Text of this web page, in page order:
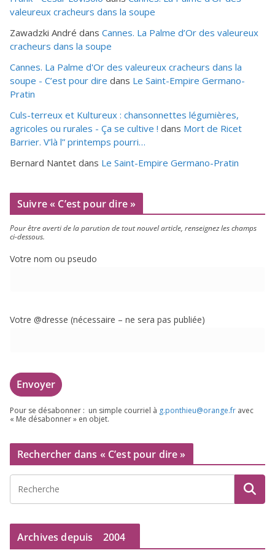
valeureux cracheurs dans la soupe
Zawadzki André dans Cannes. La Palme d’Or des valeureux
cracheurs dans la soupe
Cannes. La Palme d'Or des valeureux cracheurs dans la
soupe - C’est pour dire dans Le Saint-Empire Germano-
Pratin
Culs-terreux et Kultureux : chansonnettes légumières,
agricoles ou rurales - Ça se cultive ! dans Mort de Ricet
Barrier. V’là l” printemps pourri…
Bernard Nantet dans Le Saint-Empire Germano-Pratin
Suivre « C’est pour dire »
Pour être aver­ti de la paru­tion de tout nou­vel article, ren­sei­gnez les champs
ci-dessous.
Votre nom ou pseudo
Votre @dresse (néces­saire – ne sera pas publiée)
Pour se désa­bon­ner : un simple cour­riel à g.​ponthieu@​orange.​fr avec
« Me désa­bon­ner » en objet.
Rechercher dans « C’est pour dire »
Archives depuis 2004